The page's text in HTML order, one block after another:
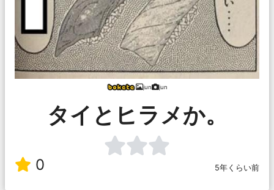
jun jun
タイとヒラメか。
0 5年くらい前